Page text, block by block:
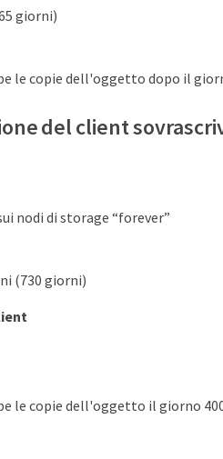
giorni)
le copie dell'oggetto dopo il
del client
nodi di storage “forever”
(730 giorni)
le copie dell'oggetto il giorno